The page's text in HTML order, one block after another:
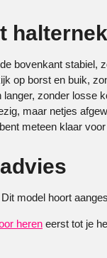
bovenkant stabiel,
op borst en buik,
zonder losse
maar netjes
meteen klaar
model hoort
heren eerst tot je